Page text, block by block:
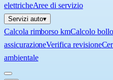
elettricheAree di servizio
Servizi auto▾
Calcola rimborso kmCalcolo
assicurazioneVerifica revisione
ambientale